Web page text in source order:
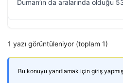
Duman’ın da aralarında olduğu
1 yazı görüntüleniyor (toplam 1)
Bu konuyu yanıtlamak için giriş yapmış